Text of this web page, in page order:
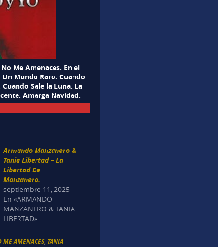
Me Amenaces. En el
Mundo Raro. Cuando
Sale la Luna. La
Amarga Navidad.
Armando Manzanero &
Tania Libertad – La
Libertad De
Manzanero.
septiembre 11, 2025
En «ARMANDO
MANZANERO & TANIA
LIBERTAD»
ME AMENACES, TANIA